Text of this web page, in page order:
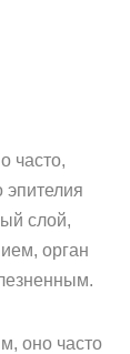
часто,
эпителия
слой,
орган
оно часто